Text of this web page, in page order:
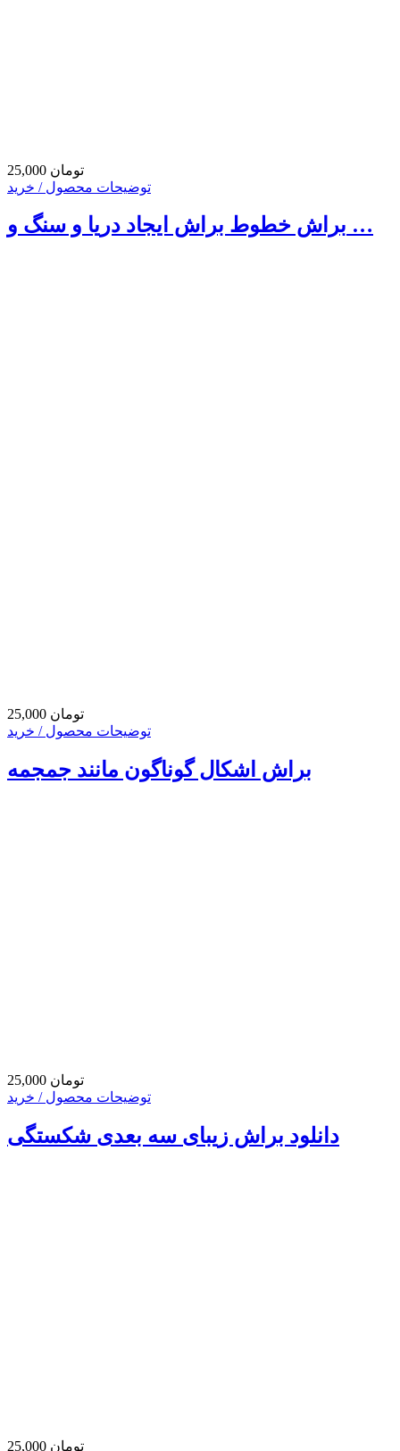
25,000 تومان
توضیحات محصول / خرید
براش خطوط براش ایجاد دریا و سنگ و …
25,000 تومان
توضیحات محصول / خرید
براش اشکال گوناگون مانند جمجمه
25,000 تومان
توضیحات محصول / خرید
دانلود براش زیبای سه بعدی شکستگی
25,000 تومان